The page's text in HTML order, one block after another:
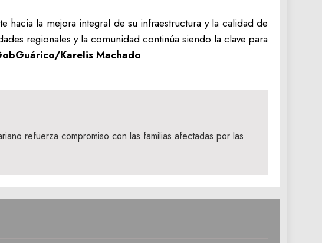
la mejora integral de su infraestructura y la calidad de
regionales y la comunidad continúa siendo la clave para
Karelis Machado
refuerza compromiso con las familias afectadas por las